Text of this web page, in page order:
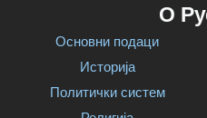
О
Основни подаци
Историја
Политички систем